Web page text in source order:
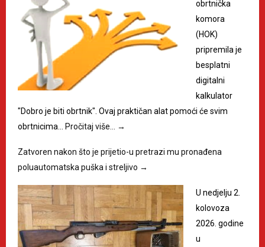
obrtnička
komora
(HOK)
pripremila je
besplatni
digitalni
kalkulator
"Dobro je biti obrtnik". Ovaj praktičan alat pomoći će svim
obrtnicima… Pročitaj više… →
Zatvoren nakon što je prijetio-u pretrazi mu pronađena
poluautomatska puška i streljivo →
U nedjelju 2.
kolovoza
2026. godine
u